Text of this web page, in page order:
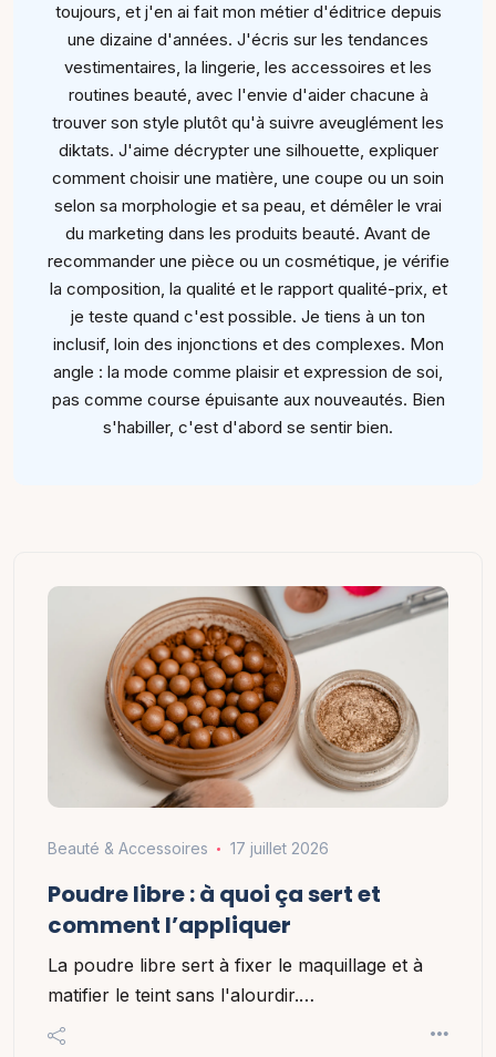
toujours, et j'en ai fait mon métier d'éditrice depuis
une dizaine d'années. J'écris sur les tendances
vestimentaires, la lingerie, les accessoires et les
routines beauté, avec l'envie d'aider chacune à
trouver son style plutôt qu'à suivre aveuglément les
diktats. J'aime décrypter une silhouette, expliquer
comment choisir une matière, une coupe ou un soin
selon sa morphologie et sa peau, et démêler le vrai
du marketing dans les produits beauté. Avant de
recommander une pièce ou un cosmétique, je vérifie
la composition, la qualité et le rapport qualité-prix, et
je teste quand c'est possible. Je tiens à un ton
inclusif, loin des injonctions et des complexes. Mon
angle : la mode comme plaisir et expression de soi,
pas comme course épuisante aux nouveautés. Bien
s'habiller, c'est d'abord se sentir bien.
Beauté & Accessoires 17 juillet 2026
Poudre libre : à quoi ça sert et
comment l’appliquer
La poudre libre sert à fixer le maquillage et à
matifier le teint sans l'alourdir.…